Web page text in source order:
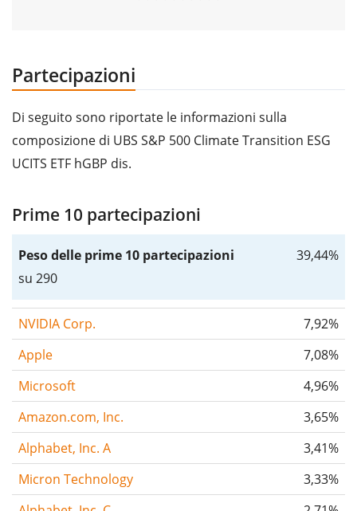
Partecipazioni
Di seguito sono riportate le informazioni sulla
composizione di UBS S&P 500 Climate Transition ESG
UCITS ETF hGBP dis.
Prime 10 partecipazioni
Peso delle prime 10 partecipazioni
su 290
39,44%
NVIDIA Corp.
7,92%
Apple
7,08%
Microsoft
4,96%
Amazon.com, Inc.
3,65%
Alphabet, Inc. A
3,41%
Micron Technology
3,33%